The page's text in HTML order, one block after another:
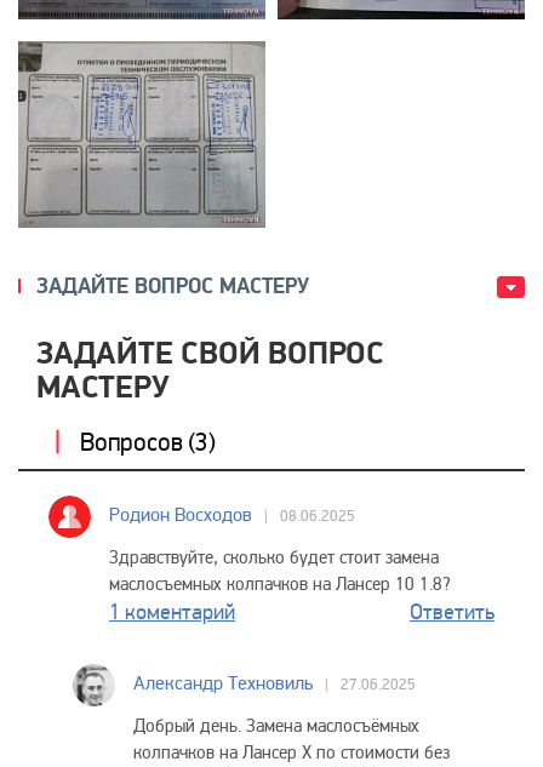
ЗАДАЙТЕ ВОПРОС МАСТЕРУ
ЗАДАЙТЕ СВОЙ ВОПРОС
МАСТЕРУ
Вопросов (3)
Родион Восходов 08.06.2025
Здравствуйте, сколько будет стоит замена
маслосъемных колпачков на Лансер 10 1.8?
1 коментарий Ответить
Александр Техновиль 27.06.2025
Добрый день. Замена маслосъёмных
колпачков на Лансер Х по стоимости без